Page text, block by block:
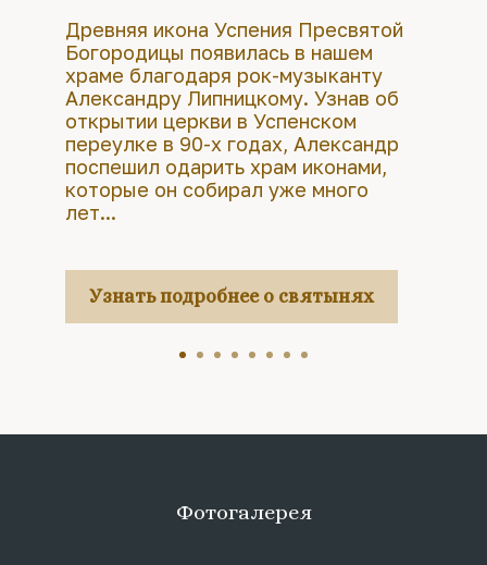
Древняя икона Успения Пресвятой
Богородицы появилась в нашем
храме благодаря рок-музыканту
Александру Липницкому. Узнав об
открытии церкви в Успенском
переулке в 90-х годах, Александр
поспешил одарить храм иконами,
которые он собирал уже много
лет...
Узнать подробнее о святынях
Фотогалерея